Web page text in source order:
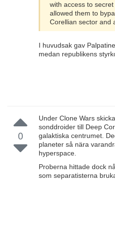
with access to
allowed them to
Corellian sector and
I huvudsak gav
medan republikens
0
Under Clone Wars
sonddroider till Deep
galaktiska centrumet.
planeter så nära
hyperspace.
Proberna hittade dock
som separatisterna